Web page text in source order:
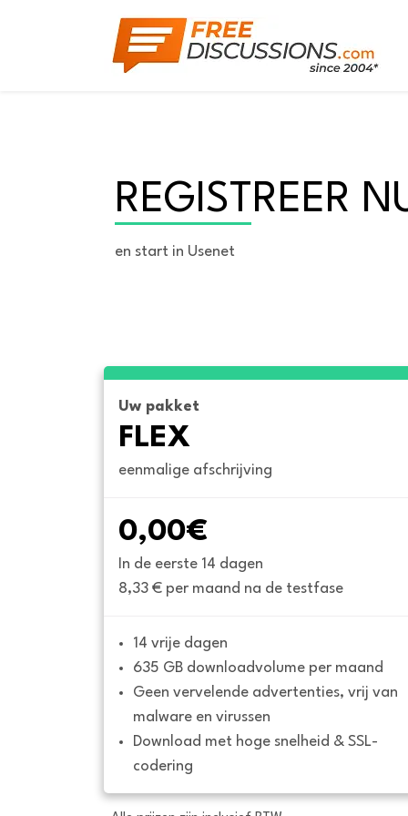
REGISTREER
en start in Usenet
Uw pakket
FLEX
eenmalige afschrijving
0,00€
In de eerste 14 dagen
8,33 € per maand na de testfase
14 vrije dagen
635 GB downloadvolume per maand
Geen vervelende advertenties, vrij van
malware en virussen
Download met hoge snelheid & SSL-
codering